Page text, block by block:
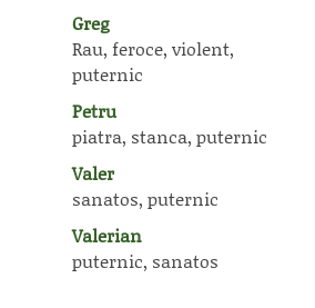
Greg
Rau, feroce, violent,
puternic
Petru
piatra, stanca, puternic
Valer
sanatos, puternic
Valerian
puternic, sanatos